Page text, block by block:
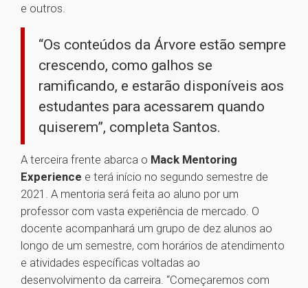
e outros.
“Os conteúdos da Árvore estão sempre
crescendo, como galhos se
ramificando, e estarão disponíveis aos
estudantes para acessarem quando
quiserem”, completa Santos.
A terceira frente abarca o Mack Mentoring
Experience e terá início no segundo semestre de
2021. A mentoria será feita ao aluno por um
professor com vasta experiência de mercado. O
docente acompanhará um grupo de dez alunos ao
longo de um semestre, com horários de atendimento
e atividades específicas voltadas ao
desenvolvimento da carreira. “Começaremos com